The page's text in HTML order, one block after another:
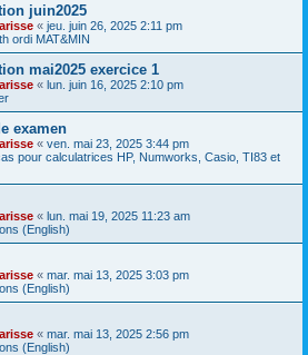
juin2025
« jeu. juin 26, 2025 2:11 pm
ordi MAT&MIN
mai2025 exercice 1
« lun. juin 16, 2025 2:10 pm
examen
« ven. mai 23, 2025 3:44 pm
pour calculatrices HP, Numworks, Casio, TI83 et
« lun. mai 19, 2025 11:23 am
(English)
« mar. mai 13, 2025 3:03 pm
(English)
« mar. mai 13, 2025 2:56 pm
(English)